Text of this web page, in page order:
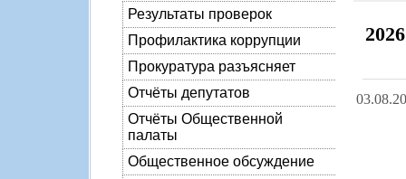
Результаты проверок
Профилактика коррупции
Прокуратура разъясняет
Отчёты депутатов
Отчёты Общественной
палаты
Общественное обсуждение
2026